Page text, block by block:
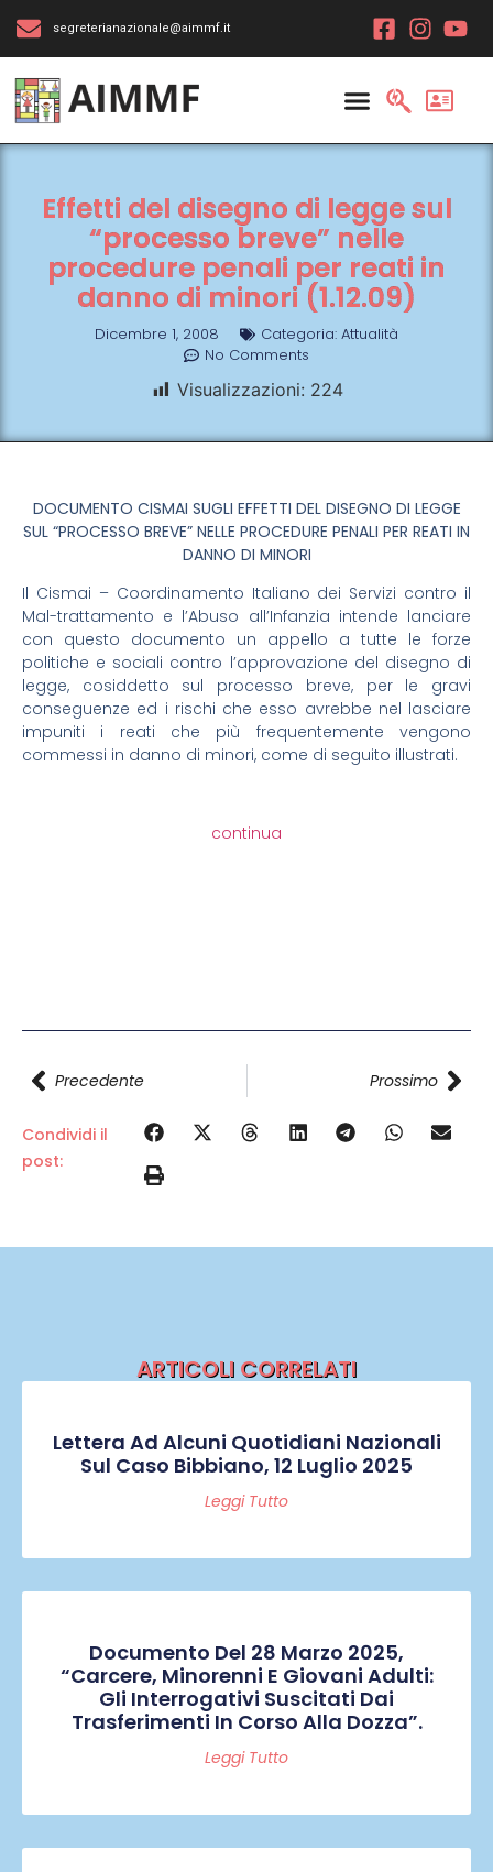
segreterianazionale@aimmf.it
Effetti del disegno di legge sul
“processo breve” nelle
procedure penali per reati in
danno di minori (1.12.09)
Dicembre 1, 2008 Categoria: Attualità
No Comments
Visualizzazioni: 224
DOCUMENTO CISMAI SUGLI EFFETTI DEL DISEGNO DI LEGGE
SUL “PROCESSO BREVE” NELLE PROCEDURE PENALI PER REATI IN
DANNO DI MINORI
Il Cismai – Coordinamento Italiano dei Servizi contro il
Mal-trattamento e l’Abuso all’Infanzia intende lanciare
con questo documento un appello a tutte le forze
politiche e sociali contro l’approvazione del disegno di
legge, cosiddetto sul processo breve, per le gravi
conseguenze ed i rischi che esso avrebbe nel lasciare
impuniti i reati che più frequentemente vengono
commessi in danno di minori, come di seguito illustrati.
continua
Precedente Prossimo
Condividi il
post:
ARTICOLI CORRELATI
Lettera Ad Alcuni Quotidiani Nazionali
Sul Caso Bibbiano, 12 Luglio 2025
Leggi Tutto
Documento Del 28 Marzo 2025,
“Carcere, Minorenni E Giovani Adulti:
Gli Interrogativi Suscitati Dai
Trasferimenti In Corso Alla Dozza”.
Leggi Tutto